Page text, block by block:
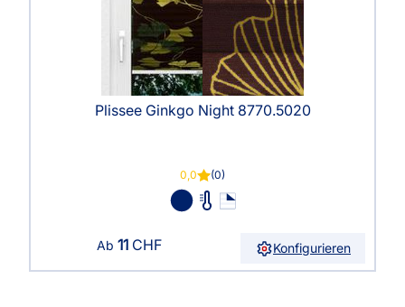
Plissee Ginkgo Night 8770.5020
0,0 (0)
Ab 11 CHF Konfigurieren